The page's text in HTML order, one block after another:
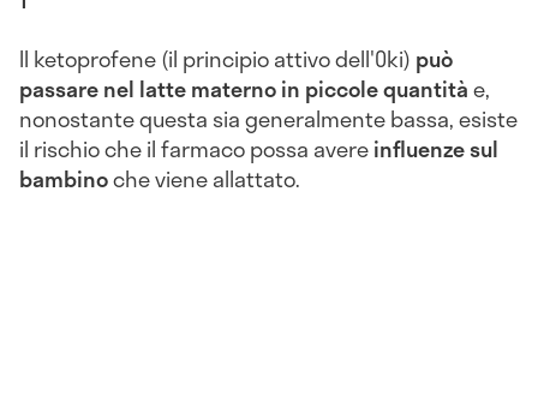
Il ketoprofene (il principio attivo dell'Oki) può
passare nel latte materno in piccole quantitàe,
nonostante questa sia generalmente bassa, esiste
il rischio che il farmaco possa avereinfluenze sul
bambinoche viene allattato.